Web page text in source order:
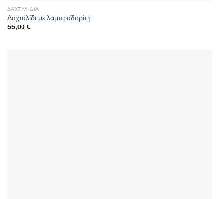
ΔΑΧΤΥΛΊΔΙΑ
Δαχτυλίδι με λαμπραδορίτη
55,00 €